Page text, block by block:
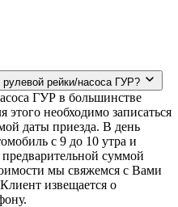
рейки/насоса ГУР?
ГУР в большинстве
этого необходимо записаться
даты приезда. В день
с 9 до 10 утра и
предварительной суммой
мы свяжемся с Вами
извещается о